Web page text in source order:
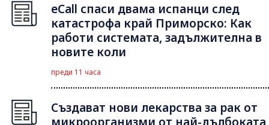
eCall спаси двама испанци след
катастрофа край Приморско: Как
работи системата, задължителна в
новите коли
преди 11 часа
Създават нови лекарства за рак от
микроорганизми от най-дълбоката